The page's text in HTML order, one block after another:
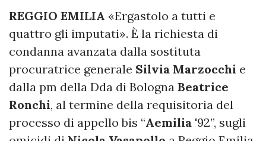
REGGIO EMILIA «Ergastolo a tutti e
quattro gli imputati». È la richiesta di
condanna avanzata dalla sostituta
procuratrice generale Silvia Marzocchi e
dalla pm della Dda di Bologna Beatrice
Ronchi, al termine della requisitoria del
processo di appello bis “Aemilia '92”, sugli